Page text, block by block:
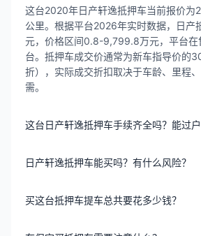
这台2020年日产轩逸抵押车当前报价为
公里。根据平台2026年实时数据，日产
元，价格区间0.8-9,799.8万元，平台在
台。抵押车成交价通常为新车指导价的
折），实际成交折扣取决于车龄、里程
需。
这台日产轩逸抵押车手续齐全吗？能过户
日产轩逸抵押车能买吗？有什么风险？
买这台抵押车提车总共要花多少钱？